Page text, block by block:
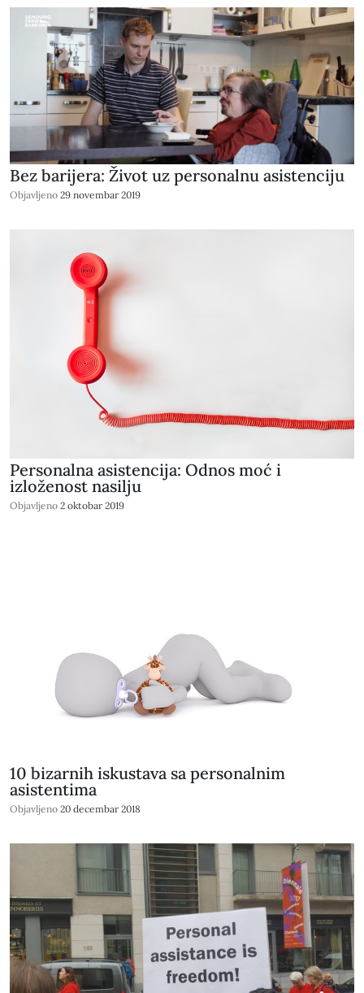
Bez barijera: Život uz personalnu asistenciju
Objavljeno 29 novembar 2019
Personalna asistencija: Odnos moć i
izloženost nasilju
Objavljeno 2 oktobar 2019
10 bizarnih iskustava sa personalnim
asistentima
Objavljeno 20 decembar 2018